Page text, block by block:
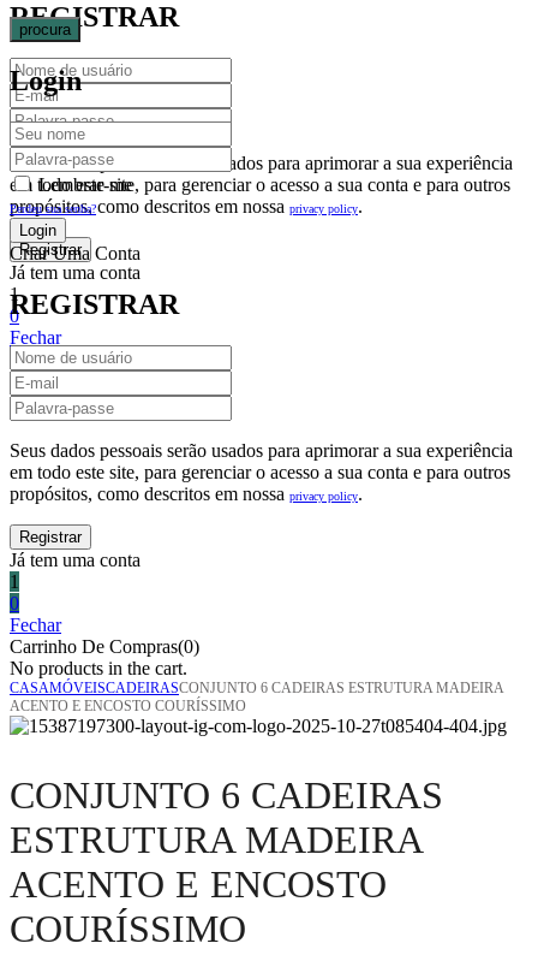
REGISTRAR
Seus dados pessoais serão usados para aprimorar a sua experiência
em todo este site, para gerenciar o acesso a sua conta e para outros
propósitos, como descritos em nossa privacy policy.
Já tem uma conta
1
0
Fechar
Carrinho De Compras(0)
No products in the cart.
procura
Login
Lembrar-me
Perdeu sua senha?
Criar Uma Conta
REGISTRAR
Seus dados pessoais serão usados para aprimorar a sua experiência
em todo este site, para gerenciar o acesso a sua conta e para outros
propósitos, como descritos em nossa privacy policy.
Já tem uma conta
1
0
Fechar
Carrinho De Compras(0)
No products in the cart.
CASAMÓVEISCADEIRASCONJUNTO 6 CADEIRAS ESTRUTURA MADEIRA
ACENTO E ENCOSTO COURÍSSIMO
CONJUNTO 6 CADEIRAS
ESTRUTURA MADEIRA
ACENTO E ENCOSTO
COURÍSSIMO